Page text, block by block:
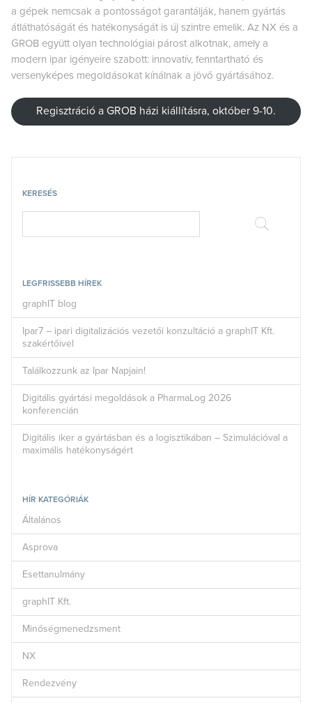
KERESÉS
LEGFRISSEBB HÍREK
graphIT blog
Ipar7 – ipari digitalizációs vezetői konzultáció a graphIT Kft.
szakértőivel
Találkozzunk az Ipar Napjain!
Digitális gyártási megoldások a PharmaLog 2026
konferencián
Digitális iker a gyártásban és a logisztikában – Szimulációval a
maximális hatékonyságért
HÍR KATEGÓRIÁK
Általános
Asprova
Esettanulmány
graphIT Kft.
Minőségmenedzsment
NX
Rendezvény
a gépek nemcsak a pontosságot garantálják, hanem gyártás
átláthatóságát és hatékonyságát is új szintre emelik. Az NX és a
GROB együtt olyan technológiai párost alkotnak, amely a
modern ipar igényeire szabott: innovatív, fenntartható és
versenyképes megoldásokat kínálnak a jövő gyártásához.
Regisztráció a GROB házi kiállításra, október 9-10.